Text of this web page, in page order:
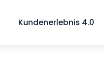
Kundenerlebnis 4.0